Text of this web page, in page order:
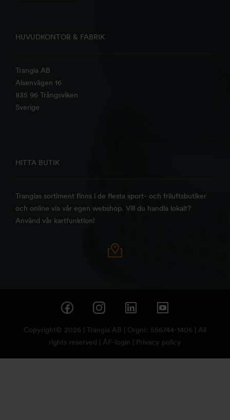
HUVUDKONTOR & FABRIK
Trangia AB
Alsenvägen 16
835 96 Trångsviken
Sverige
HITTA BUTIK
Trangias sortiment finns i de flesta sport- och friluftsbutiker
och online via vår egen webshop. Vill du handla lokalt?
Använd vår kartfunktion!
Copyright© 2026 | Trangia AB | Orgnr: 556744-1406 | All
rights reserved | ÅF-login Privacy policy